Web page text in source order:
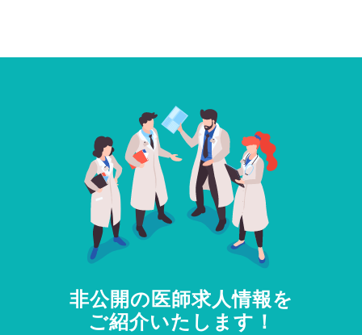
非公開の医師求人情報を
ご紹介いたします！